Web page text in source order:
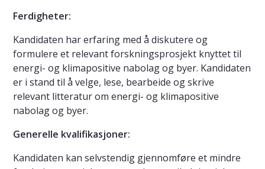
Ferdigheter:
Kandidaten har erfaring med å diskutere og
formulere et relevant forskningsprosjekt knyttet til
energi- og klimapositive nabolag og byer. Kandidaten
er i stand til å velge, lese, bearbeide og skrive
relevant litteratur om energi- og klimapositive
nabolag og byer.
Generelle kvalifikasjoner:
Kandidaten kan selvstendig gjennomføre et mindre